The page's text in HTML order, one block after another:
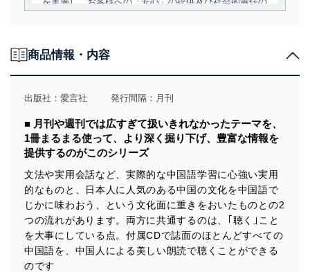
用目的を明確にし、本人の同意を得たうえで利用目的の
達成に必要な範囲内で適法かつ公正な手段によって取
得・利用・提供を行います。また、当社が保有している
個人情報は、同意を得ずに目的外利用、第三者への提
供・開示は行いません。当社においてはこれらの取り組
みを確実にするため、従業者等の教育を徹底してまいり
ます。また、目的外利用を行わないために、適切な管理
措置を講じます。
法令遵守
当社は、個人情報に関連する法令、国が定める指針及び
その他の規範を遵守します。また、当社の管理の仕組み
に、これらの法令及びその他の規範を常に適合させま
す。
商品情報・内容
出版社： 愛言社 発行間隔：月刊
■ 月刊や週刊では広すぎて扱いきれなかったテーマを、
1冊まるまる使って、より深く掘り下げ、豊富な情報を
提供するのがこのシリーズ
文法や実用会話など、実際的な中国語学習に心強い実用
的なものと、日本人に人気のある中国の文化を中国語で
じかに味わおう、という文化面に重きをおいたものとの2
つの流れがあります。両方に共通するのは、｢聴く｣こと
を大事にしている点。付属CDで誌面のほとんどすべての
中国語を、中国人による美しい朗読で聴くことができる
のです